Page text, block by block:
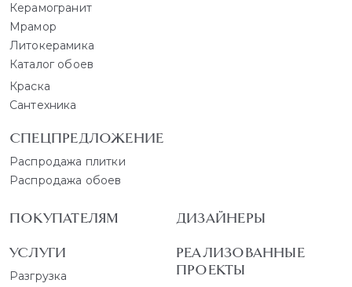
Керамогранит
Мрамор
Литокерамика
Каталог обоев
Краска
Сантехника
СПЕЦПРЕДЛОЖЕНИЕ
Распродажа плитки
Распродажа обоев
ПОКУПАТЕЛЯМ
УСЛУГИ
Разгрузка
ДИЗАЙНЕРЫ
РЕАЛИЗОВАННЫЕ
ПРОЕКТЫ